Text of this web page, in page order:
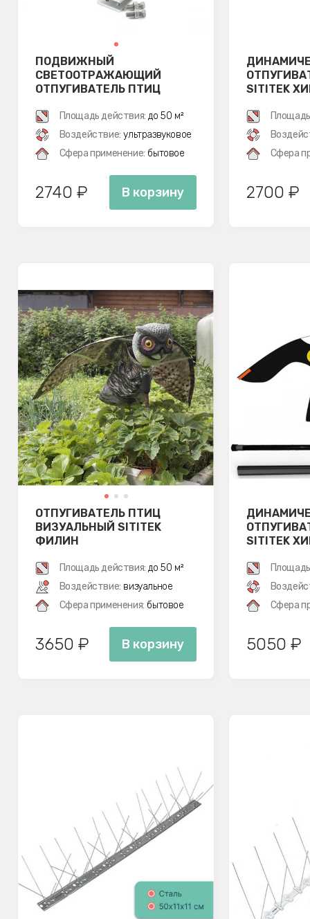
ПОДВИЖНЫЙ
СВЕТООТРАЖАЮЩИЙ
ОТПУГИВАТЕЛЬ ПТИЦ
Площадь действия: до 50 м²
Воздействие: ультразвуковое
Сфера применение: бытовое
2740 ₽ В корзину
SITITEK
Сфера
2700 ₽
ОТПУГИВАТЕЛЬ ПТИЦ
ВИЗУАЛЬНЫЙ SITITEK
ФИЛИН
Площадь действия: до 50 м²
Воздействие: визуальное
Сфера применения: бытовое
3650 ₽ В корзину
SITITEK
Сфера
5050 ₽